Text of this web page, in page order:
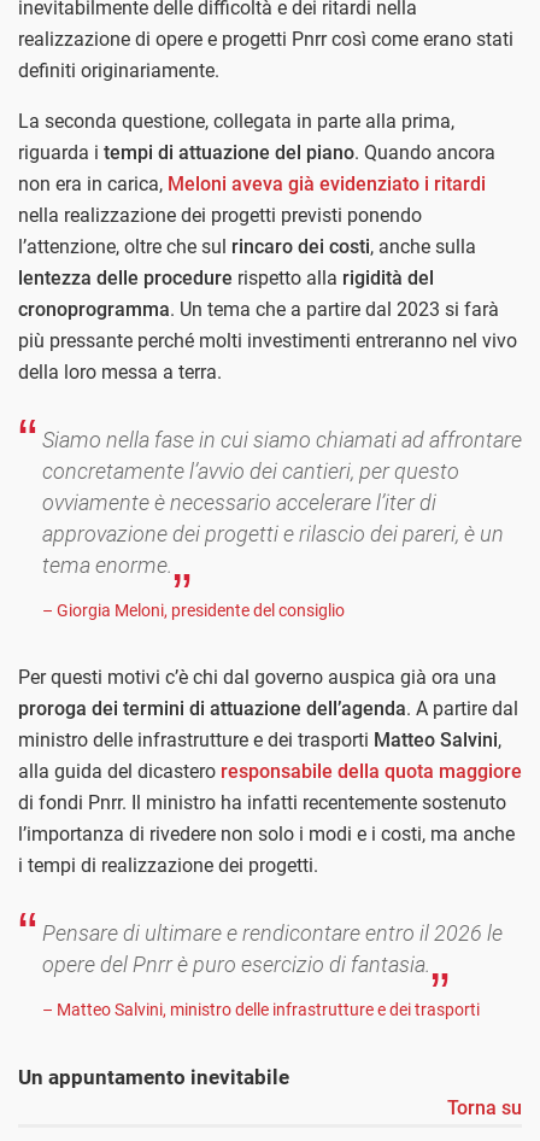
inevitabilmente delle difficoltà e dei ritardi nella
realizzazione di opere e progetti Pnrr così come erano stati
definiti originariamente.
La seconda questione, collegata in parte alla prima,
riguarda i tempi di attuazione del piano. Quando ancora
non era in carica, Meloni aveva già evidenziato i ritardi
nella realizzazione dei progetti previsti ponendo
l’attenzione, oltre che sul rincaro dei costi, anche sulla
lentezza delle procedure rispetto alla rigidità del
cronoprogramma. Un tema che a partire dal 2023 si farà
più pressante perché molti investimenti entreranno nel vivo
della loro messa a terra.
Siamo nella fase in cui siamo chiamati ad affrontare
concretamente l’avvio dei cantieri, per questo
ovviamente è necessario accelerare l’iter di
approvazione dei progetti e rilascio dei pareri, è un
tema enorme.
– Giorgia Meloni, presidente del consiglio
Per questi motivi c’è chi dal governo auspica già ora una
proroga dei termini di attuazione dell’agenda. A partire dal
ministro delle infrastrutture e dei trasporti Matteo Salvini,
alla guida del dicastero responsabile della quota maggiore
di fondi Pnrr. Il ministro ha infatti recentemente sostenuto
l’importanza di rivedere non solo i modi e i costi, ma anche
i tempi di realizzazione dei progetti.
Pensare di ultimare e rendicontare entro il 2026 le
opere del Pnrr è puro esercizio di fantasia.
– Matteo Salvini, ministro delle infrastrutture e dei trasporti
Un appuntamento inevitabile
Torna su